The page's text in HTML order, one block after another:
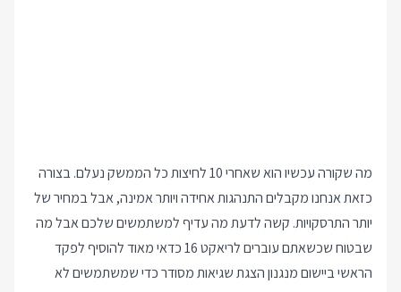
מה שקורה עכשיו הוא שאחרי 10 לחיצות כל הממשק נעלם. בצורה
כזאת אנחנו מקבלים התנהגות אחידה ויותר אמינה, אבל במחיר של
יותר התרסקויות. קשה לדעת מה עדיף למשתמשים שלכם אבל מה
שבטוח שכשאתם עוברים לריאקט 16 כדאי מאוד להוסיף לפקד
הראשי ביישום מנגנון הצגת שגיאות מסודר כדי שמשתמשים לא